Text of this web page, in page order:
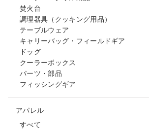
焚火台
調理器具（クッキング用品）
テーブルウェア
キャリーバッグ・フィールドギア
ドッグ
クーラーボックス
パーツ・部品
フィッシングギア
アパレル
すべて